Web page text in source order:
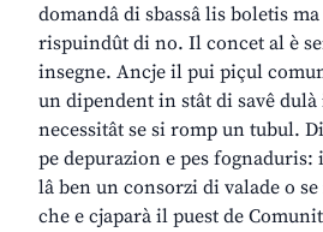
domandâ di sbassâ lis boletis
rispuindût di no. Il concet al è
insegne. Ancje il pui piçul
un dipendent in stât di savê
necessitât se si romp un tubul.
pe depurazion e pes fognaduris:
lâ ben un consorzi di valade o
che e cjaparà il puest de